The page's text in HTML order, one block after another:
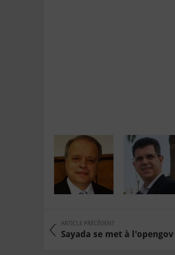
ARTICLE PRÉCÉDENT
Sayada se met à l'opengov